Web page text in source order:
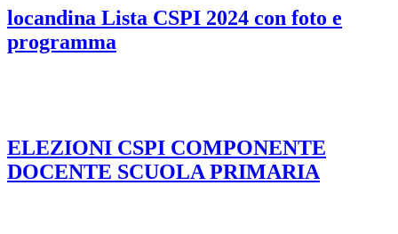
locandina Lista CSPI 2024 con foto e
programma
ELEZIONI CSPI COMPONENTE
DOCENTE SCUOLA PRIMARIA